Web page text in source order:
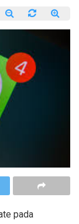
pada